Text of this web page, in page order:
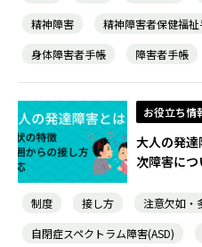
精神障害
精神障害者保健福祉
身体障害者手帳
障害者手帳
お役立ち情
大人の発
次障害に
制度 接し方 注意欠如・
自閉症スペクトラム障害(ASD)